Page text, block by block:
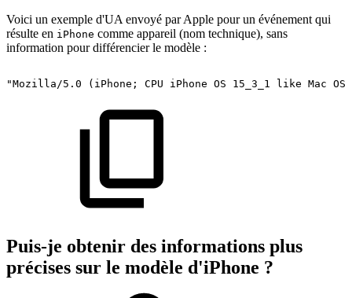
Voici un exemple d'UA envoyé par Apple pour un événement qui
résulte en iPhone comme appareil (nom technique), sans
information pour différencier le modèle :
"Mozilla/5.0 (iPhone; CPU iPhone OS 15_3_1 like Mac OS
Puis-je obtenir des informations plus
précises sur le modèle d'iPhone ?